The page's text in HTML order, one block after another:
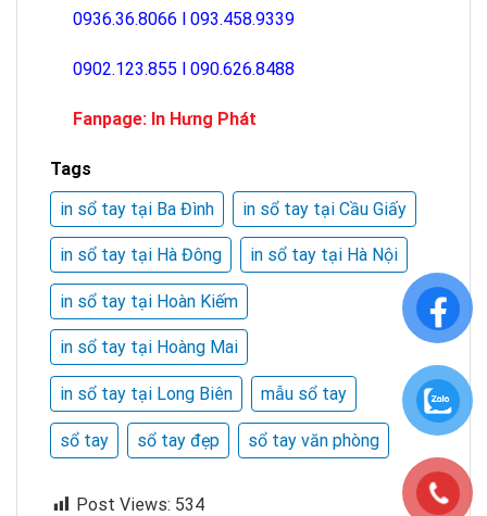
0936.36.8066 093.458.9339
0902.123.855 l 090.626.8488
Fanpage: In Hưng Phát
Tags
in sổ tay tại Ba Đình
in sổ tay tại Cầu Giấy
in sổ tay tại Hà Đông in sổ tay tại Hà Nội
in sổ tay tại Hoàn Kiếm
in sổ tay tại Hoàng Mai
in sổ tay tại Long Biên mẫu sổ tay
sổ tay sổ tay đẹp sổ tay văn phòng
Post Views: 534